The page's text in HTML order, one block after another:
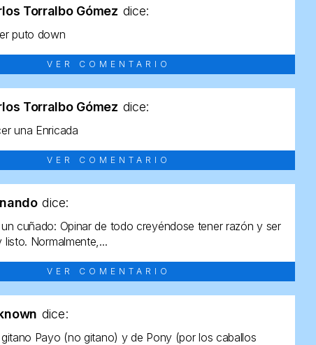
Torralbo Gómez dice:
puto down
VER COMENTARIO
Torralbo Gómez dice:
una Enricada
VER COMENTARIO
dice:
cuñado: Opinar de todo creyéndose tener razón y ser
listo. Normalmente,...
VER COMENTARIO
dice:
gitano Payo (no gitano) y de Pony (por los caballos